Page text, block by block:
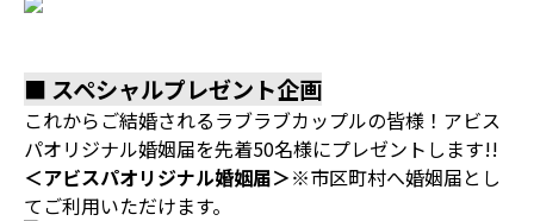
■ スペシャルプレゼント企画
これからご結婚されるラブラブカップルの皆様！アビス
パオリジナル婚姻届を先着50名様にプレゼントします!!
＜アビスパオリジナル婚姻届＞※市区町村へ婚姻届とし
てご利用いただけます。